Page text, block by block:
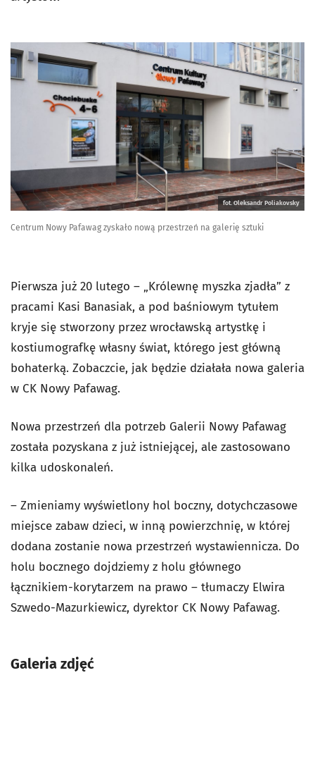
fot. Oleksandr Poliakovsky
Centrum Nowy Pafawag zyskało nową przestrzeń na galerię sztuki
Pierwsza już 20 lutego – „Królewnę myszka zjadła” z
pracami Kasi Banasiak, a pod baśniowym tytułem
kryje się stworzony przez wrocławską artystkę i
kostiumografkę własny świat, którego jest główną
bohaterką. Zobaczcie, jak będzie działała nowa galeria
w CK Nowy Pafawag.
Nowa przestrzeń dla potrzeb Galerii Nowy Pafawag
została pozyskana z już istniejącej, ale zastosowano
kilka udoskonaleń.
– Zmieniamy wyświetlony hol boczny, dotychczasowe
miejsce zabaw dzieci, w inną powierzchnię, w której
dodana zostanie nowa przestrzeń wystawiennicza. Do
holu bocznego dojdziemy z holu głównego
łącznikiem-korytarzem na prawo – tłumaczy Elwira
Szwedo-Mazurkiewicz, dyrektor CK Nowy Pafawag.
Galeria zdjęć